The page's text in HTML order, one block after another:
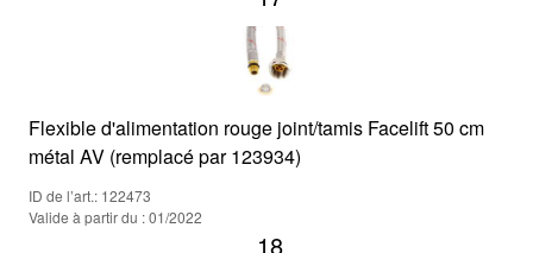
Flexible d'alimentation rouge joint/tamis Facelift 50 cm
métal AV (remplacé par 123934)
ID de l’art.: 122473
Valide à partir du : 01/2022
18